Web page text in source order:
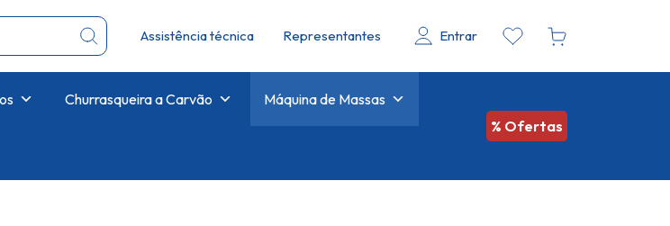
Assistência técnica Representantes Entrar
Churrasqueira a Carvão Máquina de Massas
% Ofertas